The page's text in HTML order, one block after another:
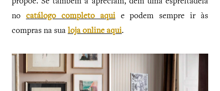
propõe. Se também a apreciam, dêm uma espreitadela
no catálogo completo aquie podem sempre ir às
compras na sua loja online aqui.